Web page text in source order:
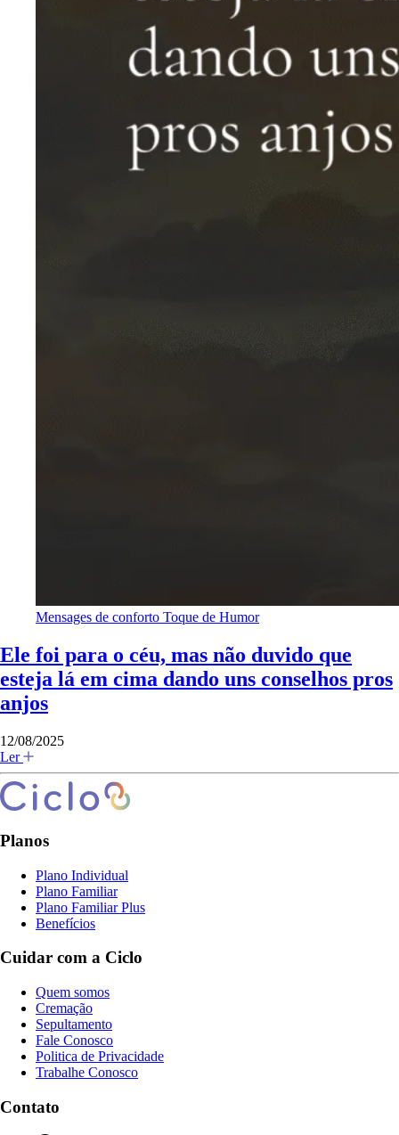
Mensages de conforto Toque de Humor
Ele foi para o céu, mas não duvido que
esteja lá em cima dando uns conselhos pros
anjos
12/08/2025
Ler
Planos
Plano Individual
Plano Familiar
Plano Familiar Plus
Benefícios
Cuidar com a Ciclo
Quem somos
Cremação
Sepultamento
Fale Conosco
Politica de Privacidade
Trabalhe Conosco
Contato